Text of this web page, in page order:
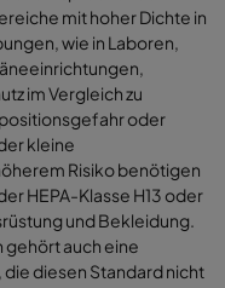
mit hoher Dichte in
wie in Laboren,
im Vergleich zu
oder
kleine
Risiko benötigen
HEPA-Klasse H13 oder
und Bekleidung.
gehört auch eine
diesen Standard nicht